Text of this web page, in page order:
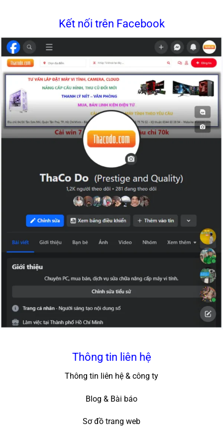
Kết nối trên Facebook
Thông tin liên hệ
Thông tin liên hệ & công ty
Blog & Bài báo
Sơ đồ trang web